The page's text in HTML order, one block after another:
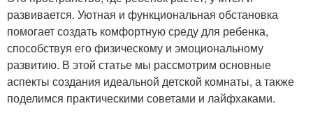
развивается. Уютная и функциональная обстановка
помогает создать комфортную среду для ребенка,
способствуя его физическому и эмоциональному
развитию. В этой статье мы рассмотрим основные
аспекты создания идеальной детской комнаты, а также
поделимся практическими советами и лайфхаками.